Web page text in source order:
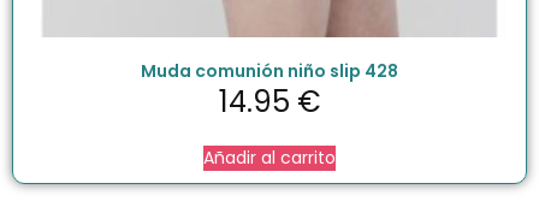
Muda comunión niño slip 428
14.95 €
Añadir al carrito